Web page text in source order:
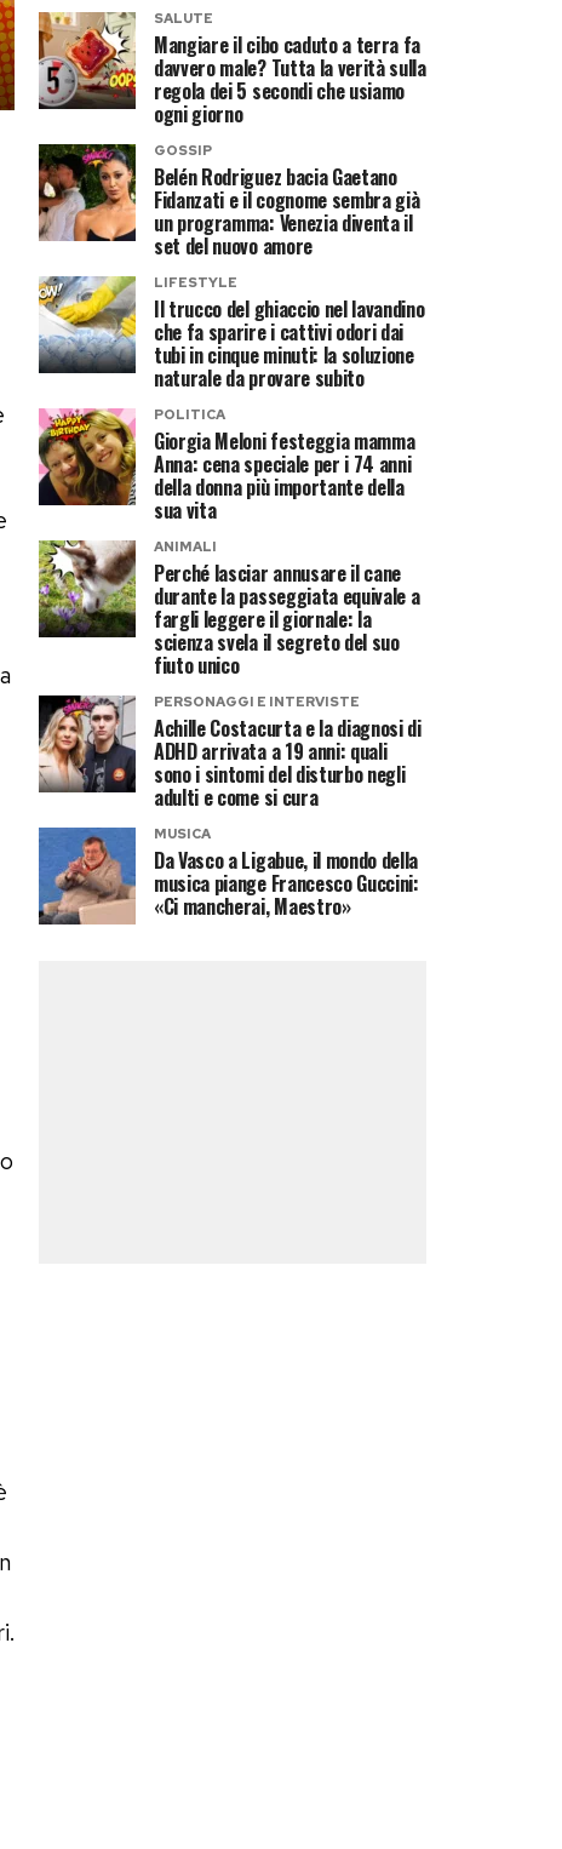
SALUTE
Mangiare il cibo caduto a terra fa
davvero male? Tutta la verità sulla
regola dei 5 secondi che usiamo
ogni giorno
GOSSIP
Belén Rodriguez bacia Gaetano
Fidanzati e il cognome sembra già
un programma: Venezia diventa il
set del nuovo amore
LIFESTYLE
Il trucco del ghiaccio nel lavandino
che fa sparire i cattivi odori dai
tubi in cinque minuti: la soluzione
naturale da provare subito
POLITICA
Giorgia Meloni festeggia mamma
Anna: cena speciale per i 74 anni
della donna più importante della
sua vita
ANIMALI
Perché lasciar annusare il cane
durante la passeggiata equivale a
fargli leggere il giornale: la
scienza svela il segreto del suo
fiuto unico
PERSONAGGI E INTERVISTE
Achille Costacurta e la diagnosi di
ADHD arrivata a 19 anni: quali
sono i sintomi del disturbo negli
adulti e come si cura
MUSICA
Da Vasco a Ligabue, il mondo della
musica piange Francesco Guccini:
«Ci mancherai, Maestro»